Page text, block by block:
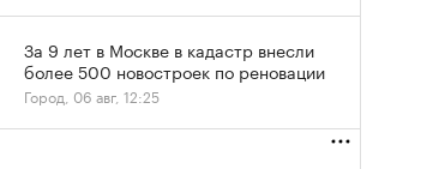
За 9 лет в Москве в кадастр внесли
более 500 новостроек по реновации
Город, 06 авг, 12:25